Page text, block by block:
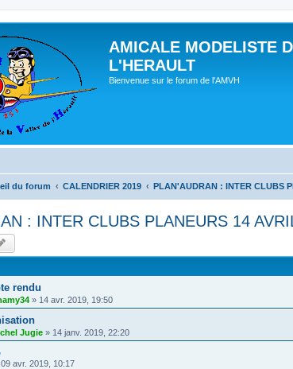
AMICALE MODELISTE
L'HERAULT
Bienvenue sur le forum de l'AMVH
du forum CALENDRIER 2019 PLAN'AUDRAN : INTER CLUBS
: INTER CLUBS PLANEURS 14
rendu
» 14 avr. 2019, 19:50
Jugie » 14 janv. 2019, 22:20
avr. 2019, 10:17